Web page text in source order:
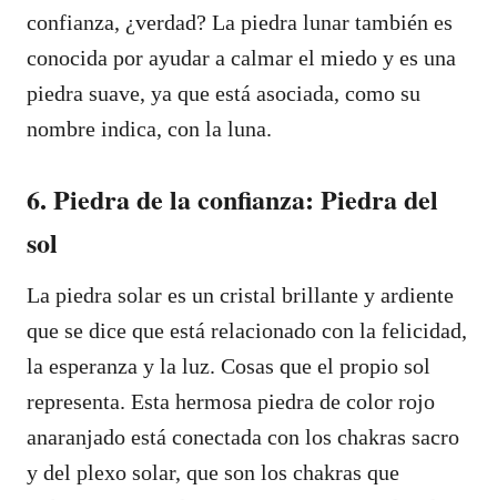
confianza, ¿verdad? La piedra lunar también es
conocida por ayudar a calmar el miedo y es una
piedra suave, ya que está asociada, como su
nombre indica, con la luna.
6. Piedra de la confianza: Piedra del
sol
La piedra solar es un cristal brillante y ardiente
que se dice que está relacionado con la felicidad,
la esperanza y la luz. Cosas que el propio sol
representa. Esta hermosa piedra de color rojo
anaranjado está conectada con los chakras sacro
y del plexo solar, que son los chakras que